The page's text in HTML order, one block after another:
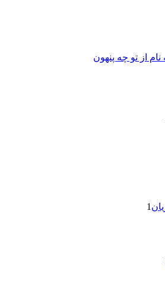
نام از تو چه پنهون
1